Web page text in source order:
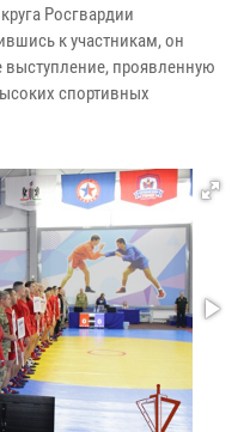
Росгвардии
к участникам, он
выступление, проявленную
спортивных